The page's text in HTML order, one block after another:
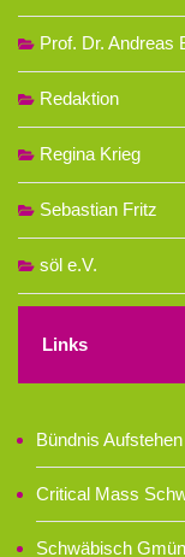
Prof. Dr. Andreas
Redaktion
Regina Krieg
Sebastian Fritz
söl e.V.
Links
Bündnis
Critical Mass
Schwäbisch